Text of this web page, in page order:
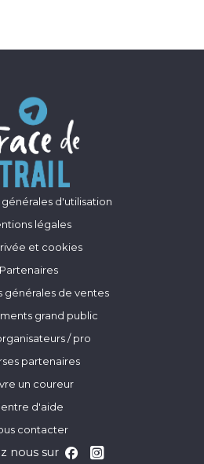
d'utilisation
légales
et cookies
Partenaires
générales de ventes
grand public
/ pro
partenaires
un coureur
d'aide
contacter
nous sur